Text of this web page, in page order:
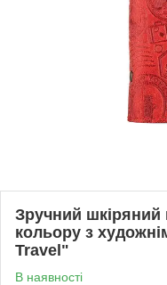
Зручний шкіряний
кольору з
Travel"
В наявності